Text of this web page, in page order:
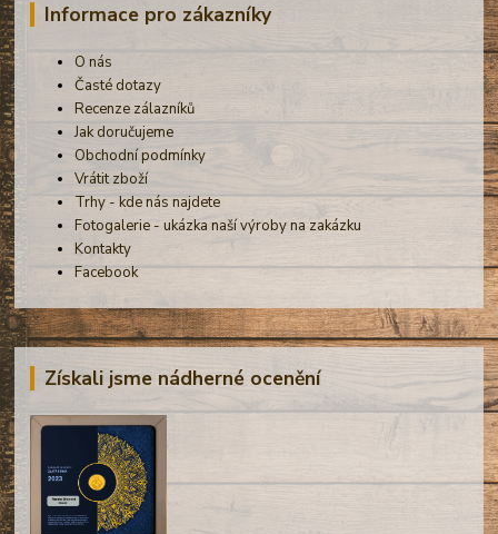
Informace pro zákazníky
O nás
Časté dotazy
Recenze zálazníků
Jak doručujeme
Obchodní podmínky
Vrátit zboží
Trhy - kde nás najdete
Fotogalerie - ukázka naší výroby na zakázku
Kontakty
Facebook
Získali jsme nádherné ocenění